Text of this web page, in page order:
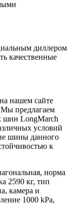
диллером
качественные
нашем сайте
предлагаем
шин LongMarch
условий
шины данного
к
норма
2590 кг, тип
камера и
1000 kPa,